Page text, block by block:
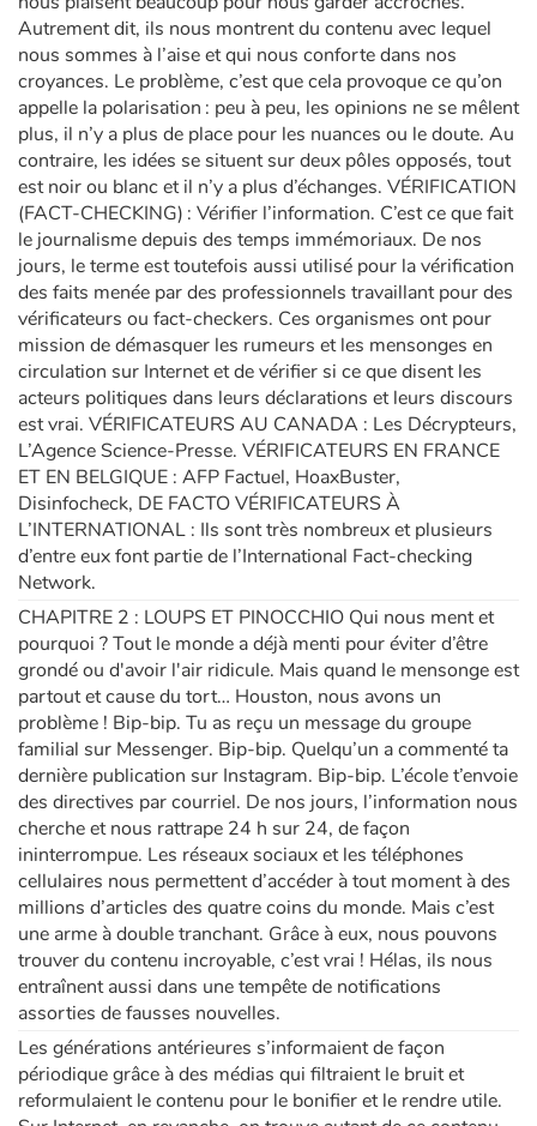
Autrement dit, ils nous montrent du contenu avec lequel
nous sommes à l’aise et qui nous conforte dans nos
croyances. Le problème, c’est que cela provoque ce qu’on
appelle la polarisation : peu à peu, les opinions ne se mêlent
plus, il n’y a plus de place pour les nuances ou le doute. Au
contraire, les idées se situent sur deux pôles opposés, tout
est noir ou blanc et il n’y a plus d’échanges. VÉRIFICATION
(FACT-CHECKING) : Vérifier l’information. C’est ce que fait
le journalisme depuis des temps immémoriaux. De nos
jours, le terme est toutefois aussi utilisé pour la vérification
des faits menée par des professionnels travaillant pour des
vérificateurs ou fact-checkers. Ces organismes ont pour
mission de démasquer les rumeurs et les mensonges en
circulation sur Internet et de vérifier si ce que disent les
acteurs politiques dans leurs déclarations et leurs discours
est vrai. VÉRIFICATEURS AU CANADA : Les Décrypteurs,
L’Agence Science-Presse. VÉRIFICATEURS EN FRANCE
ET EN BELGIQUE : AFP Factuel, HoaxBuster,
Disinfocheck, DE FACTO VÉRIFICATEURS À
L’INTERNATIONAL : Ils sont très nombreux et plusieurs
d’entre eux font partie de l’International Fact-checking
Network.
CHAPITRE 2 : LOUPS ET PINOCCHIO Qui nous ment et
pourquoi ? Tout le monde a déjà menti pour éviter d’être
grondé ou d'avoir l'air ridicule. Mais quand le mensonge est
partout et cause du tort… Houston, nous avons un
problème ! Bip-bip. Tu as reçu un message du groupe
familial sur Messenger. Bip-bip. Quelqu’un a commenté ta
dernière publication sur Instagram. Bip-bip. L’école t’envoie
des directives par courriel. De nos jours, l’information nous
cherche et nous rattrape 24 h sur 24, de façon
ininterrompue. Les réseaux sociaux et les téléphones
cellulaires nous permettent d’accéder à tout moment à des
millions d’articles des quatre coins du monde. Mais c’est
une arme à double tranchant. Grâce à eux, nous pouvons
trouver du contenu incroyable, c’est vrai ! Hélas, ils nous
entraînent aussi dans une tempête de notifications
assorties de fausses nouvelles.
Les générations antérieures s’informaient de façon
périodique grâce à des médias qui filtraient le bruit et
reformulaient le contenu pour le bonifier et le rendre utile.